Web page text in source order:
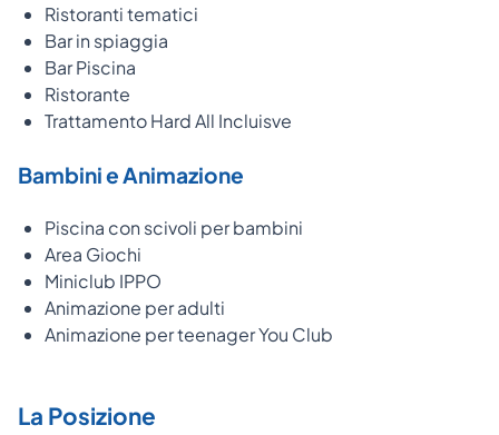
Ristoranti tematici
Bar in spiaggia
Bar Piscina
Ristorante
Trattamento Hard All Incluisve
Bambini e Animazione
Piscina con scivoli per bambini
Area Giochi
Miniclub IPPO
Animazione per adulti
Animazione per teenager You Club
La Posizione